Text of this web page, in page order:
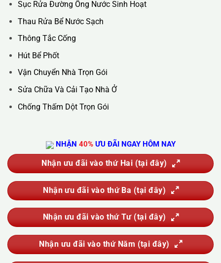
Hotline : 0388.444.445
DỊCH VỤ CỦA CHÚNG TÔI
Vệ Sinh Công Nghiệp
Vệ Sinh Kính Nhà Cao Tầng
Đánh Bóng Và Phục Hồi Sàn Đá
Giặt Thảm, Giặt Đệm, Giặt Rèm, Giặt Sofa
Sục Rửa Đường Ống Nước Sinh Hoạt
Thau Rửa Bể Nước Sạch
Thông Tắc Cống
Hút Bể Phốt
Vận Chuyển Nhà Trọn Gói